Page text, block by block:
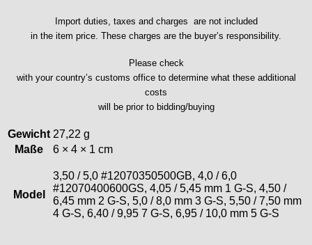
Import duties, taxes and charges are not included
in the item price. These charges are the buyer’s responsibility.
Please check
with your country’s customs office to determine what these additional
costs
will be prior to bidding/buying
Gewicht 27,22 g
Maße
6 × 4 × 1 cm
Model
3,50 / 5,0 #12070350500GB, 4,0 / 6,0
#12070400600GS, 4,05 / 5,45 mm 1 G-S, 4,50 /
6,45 mm 2 G-S, 5,0 / 8,0 mm 3 G-S, 5,50 / 7,50 mm
4 G-S, 6,40 / 9,95 7 G-S, 6,95 / 10,0 mm 5 G-S